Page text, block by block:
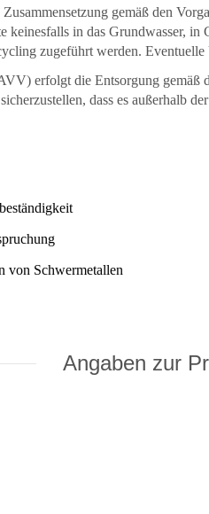
gemäß den
in das Grundwasser,
zugeführt werden.
erfolgt die Entsorgung
dass es außerhalb
von Schwermetallen
Angaben zur